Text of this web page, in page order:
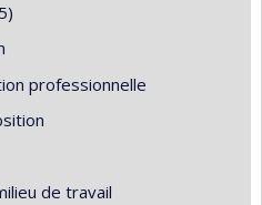
professionnelle
de travail